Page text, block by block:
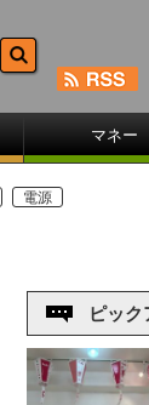
マネー
電源
ピック